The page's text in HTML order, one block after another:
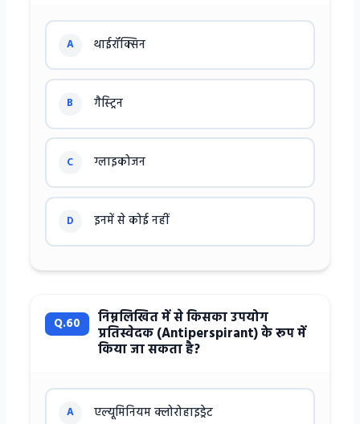
A थाईरॉक्सिन
B गैस्ट्रिन
C ग्लाइकोजन
D इनमें से कोई नहीं
Q.60 निम्नलिखित में से किसका उपयोग
प्रतिस्वेदक (Antiperspirant) के रूप में
किया जा सकता है?
A एल्यूमिनियम क्लोरोहाइड्रेट